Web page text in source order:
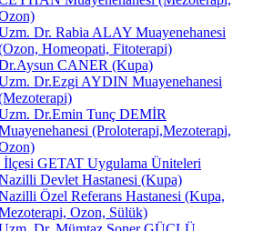
Dr. Rabia ALAY Muayenehanesi
Homeopati, Fitoterapi)
CANER (Kupa)
Dr.Ezgi AYDIN Muayenehanesi
Dr.Emin Tunç DEMİR
(Proloterapi,Mezoterapi,
GETAT Uygulama Üniteleri
Devlet Hastanesi (Kupa)
Özel Referans Hastanesi (Kupa,
Ozon, Sülük)